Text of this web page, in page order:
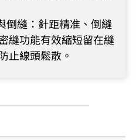
倒縫：針距精准、倒縫
縫功能有效縮短留在縫
止線頭鬆散。